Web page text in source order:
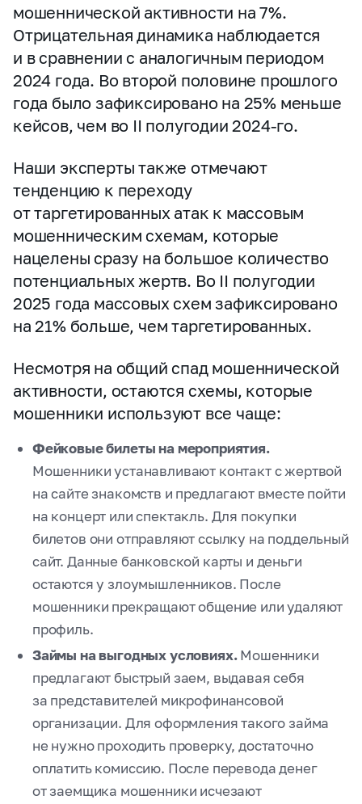
мошеннической активности на 7%.
Отрицательная динамика наблюдается
и в сравнении с аналогичным периодом
2024 года. Во второй половине прошлого
года было зафиксировано на 25% меньше
кейсов, чем во II полугодии 2024‑го.
Наши эксперты также отмечают
тенденцию к переходу
от таргетированных атак к массовым
мошенническим схемам, которые
нацелены сразу на большое количество
потенциальных жертв. Во II полугодии
2025 года массовых схем зафиксировано
на 21% больше, чем таргетированных.
Несмотря на общий спад мошеннической
активности, остаются схемы, которые
мошенники используют все чаще:
Фейковые билеты на мероприятия.
Мошенники устанавливают контакт с жертвой
на сайте знакомств и предлагают вместе пойти
на концерт или спектакль. Для покупки
билетов они отправляют ссылку на поддельный
сайт. Данные банковской карты и деньги
остаются у злоумышленников. После
мошенники прекращают общение или удаляют
профиль.
Займы на выгодных условиях.Мошенники
предлагают быстрый заем, выдавая себя
за представителей микрофинансовой
организации. Для оформления такого займа
не нужно проходить проверку, достаточно
оплатить комиссию. После перевода денег
от заемщика мошенники исчезают